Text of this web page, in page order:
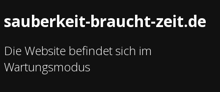
sauberkeit-braucht-zeit.de
Die Website befindet sich im
Wartungsmodus